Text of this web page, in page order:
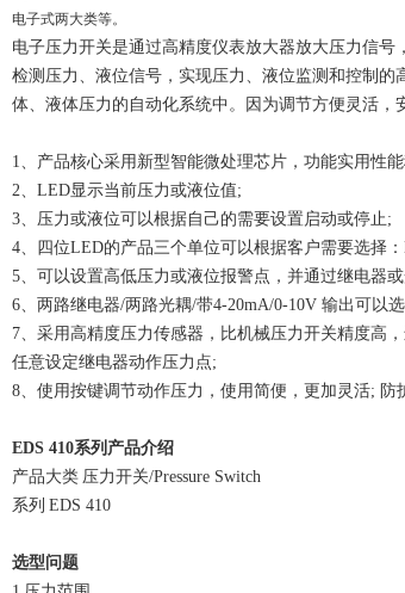
电子式两大类等。
电子压力开关是通过高精度仪表放大器放大压力信号
检测压力、液位信号，实现压力、液位监测和控制
体、液体压力的自动化系统中。因为调节方便灵活，
1、产品核心采用新型智能微处理芯片，功能实用性能
2、LED显示当前压力或液位值;
3、压力或液位可以根据自己的需要设置启动或停止;
4、四位LED的产品三个单位可以根据客户需要选择：
5、可以设置高低压力或液位报警点，并通过继电器
6、两路继电器/两路光耦/带4-20mA/0-10V 输出可以
7、采用高精度压力传感器，比机械压力开关精度高
任意设定继电器动作压力点;
8、使用按键调节动作压力，使用简便，更加灵活;
EDS 410系列产品介绍
产品大类 压力开关/Pressure Switch
系列 EDS 410
选型问题